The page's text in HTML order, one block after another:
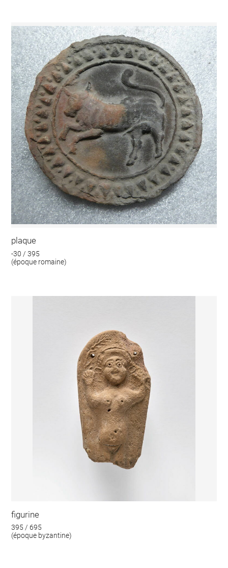
plaque
-30 / 395
(époque romaine)
figurine
395 / 695
(époque byzantine)